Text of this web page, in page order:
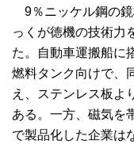
9％ニッケル鋼の鏡
っくが徳機の技術力
た。自動車運搬船に
燃料タンク向けで、
え、ステンレス板よ
ある。一方、磁気を
で製品化した企業は